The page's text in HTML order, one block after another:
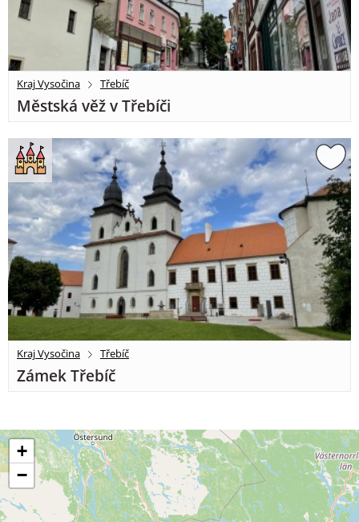
Kraj Vysočina Třebíč
Městská věž v Třebíči
Kraj Vysočina Třebíč
Zámek Třebíč
+
−